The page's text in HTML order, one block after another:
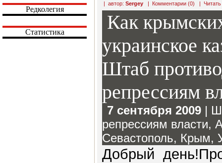
Редколегия
Статистика
| автор: Sergey | Комментарии (0) |
Как
украинское
Штаб
репрессиям
7 сентября 2009 |
репрессиям власти,
Севастополь, Крым,
Добрый